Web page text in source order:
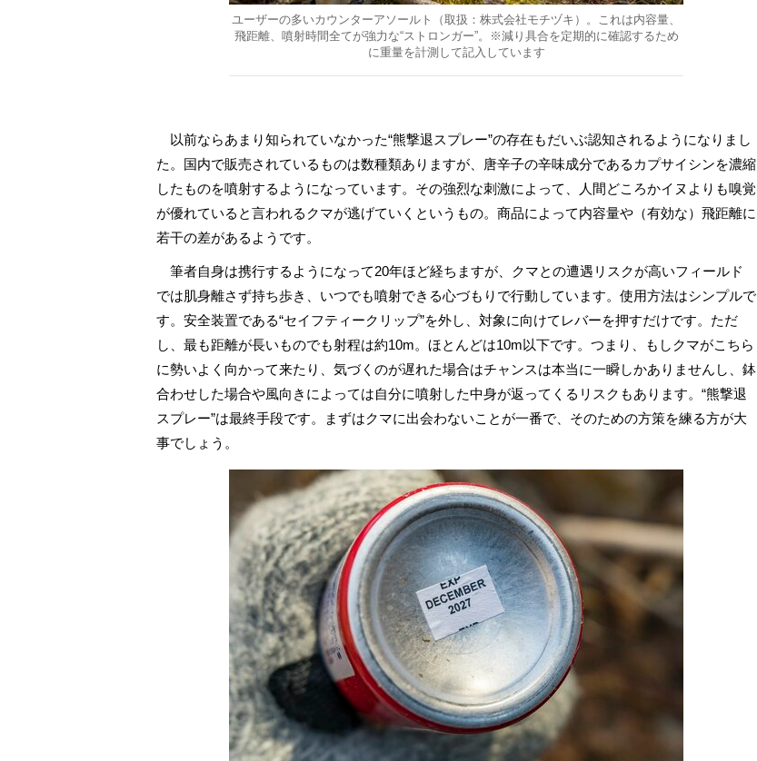
ユーザーの多いカウンターアソールト（取扱：株式会社モチヅキ）。これは内容量、
飛距離、噴射時間全てが強力な“ストロンガー”。※減り具合を定期的に確認するため
に重量を計測して記入しています
以前ならあまり知られていなかった“熊撃退スプレー”の存在もだいぶ認知されるようになりまし
た。国内で販売されているものは数種類ありますが、唐辛子の辛味成分であるカプサイシンを濃縮
したものを噴射するようになっています。その強烈な刺激によって、人間どころかイヌよりも嗅覚
が優れていると言われるクマが逃げていくというもの。商品によって内容量や（有効な）飛距離に
若干の差があるようです。
筆者自身は携行するようになって20年ほど経ちますが、クマとの遭遇リスクが高いフィールド
では肌身離さず持ち歩き、いつでも噴射できる心づもりで行動しています。使用方法はシンプルで
す。安全装置である“セイフティークリップ”を外し、対象に向けてレバーを押すだけです。ただ
し、最も距離が長いものでも射程は約10m。ほとんどは10m以下です。つまり、もしクマがこちら
に勢いよく向かって来たり、気づくのが遅れた場合はチャンスは本当に一瞬しかありませんし、鉢
合わせした場合や風向きによっては自分に噴射した中身が返ってくるリスクもあります。“熊撃退
スプレー”は最終手段です。まずはクマに出会わないことが一番で、そのための方策を練る方が大
事でしょう。